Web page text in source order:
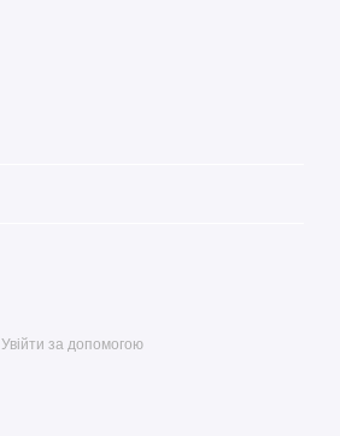
Увійти за допомогою